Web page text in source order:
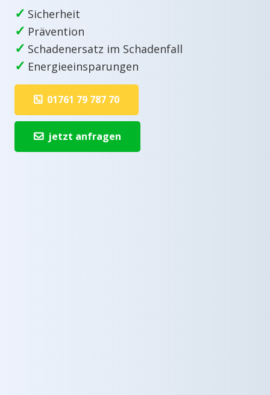
✓ Sicherheit
✓ Prävention
✓ Schadenersatz im Schadenfall
✓ Energieeinsparungen
01761 79 787 70
jetzt anfragen